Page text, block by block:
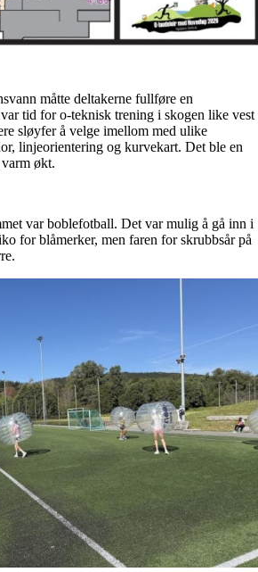
måtte deltakerne fullføre en
tid for o-teknisk trening i skogen like vest
sløyfer å velge imellom med ulike
linjeorientering og kurvekart. Det ble en
økt.
var boblefotball. Det var mulig å gå inn i
for blåmerker, men faren for skrubbsår på